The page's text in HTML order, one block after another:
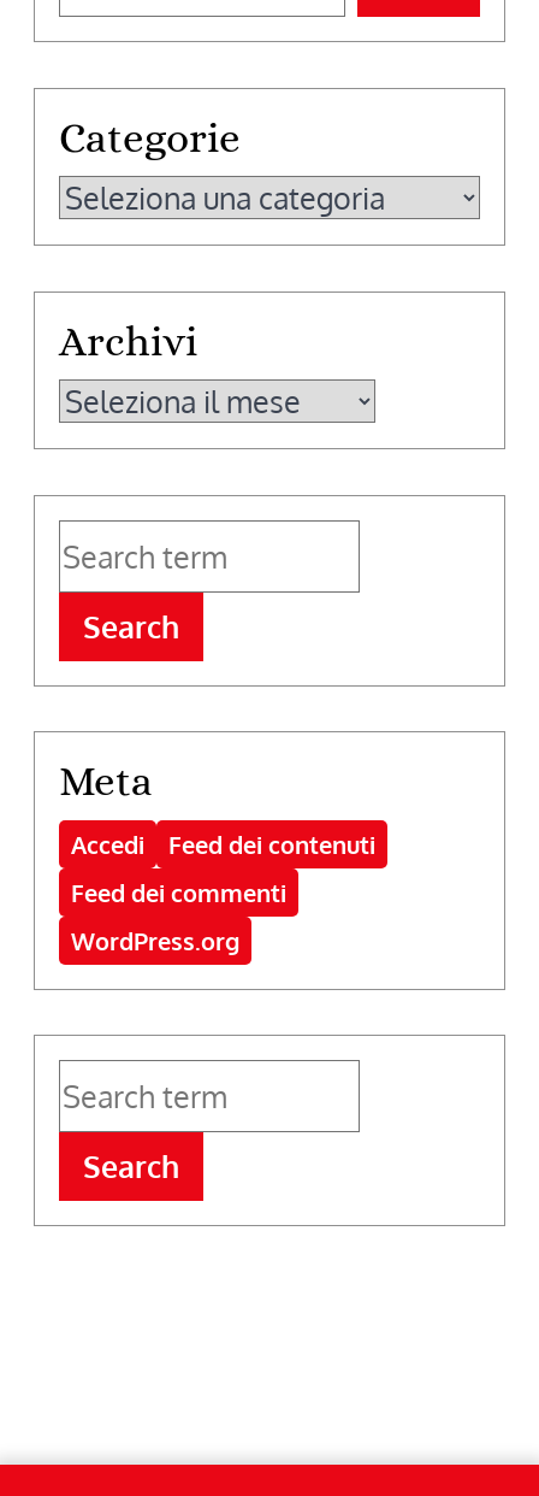
Categorie
Categorie
Archivi
Archivi
Search
Meta
Accedi
Feed dei contenuti
Feed dei commenti
WordPress.org
Search